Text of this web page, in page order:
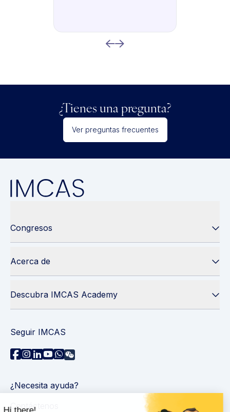
¿Tienes una pregunta?
Ver preguntas frecuentes
Congresos
Acerca de
Descubra IMCAS Academy
Seguir IMCAS
¿Necesita ayuda?
Contáctenos